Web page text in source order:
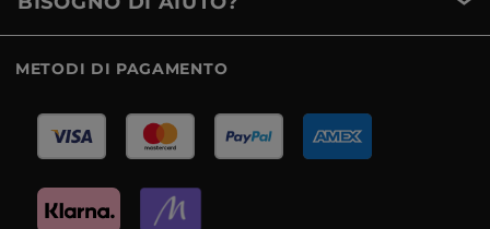
METODI DI PAGAMENTO